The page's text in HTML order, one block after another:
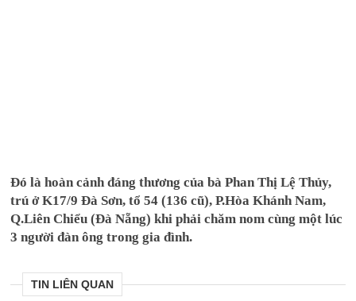
Đó là hoàn cảnh đáng thương của bà Phan Thị Lệ Thủy,
trú ở K17/9 Đà Sơn, tổ 54 (136 cũ), P.Hòa Khánh Nam,
Q.Liên Chiểu (Đà Nẵng) khi phải chăm nom cùng một lúc
3 người đàn ông trong gia đình.
TIN LIÊN QUAN